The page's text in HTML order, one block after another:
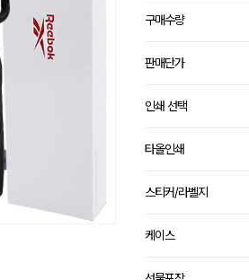
구매수량
판매단가
인쇄 선택
타올인쇄
스티커/라벨지
케이스